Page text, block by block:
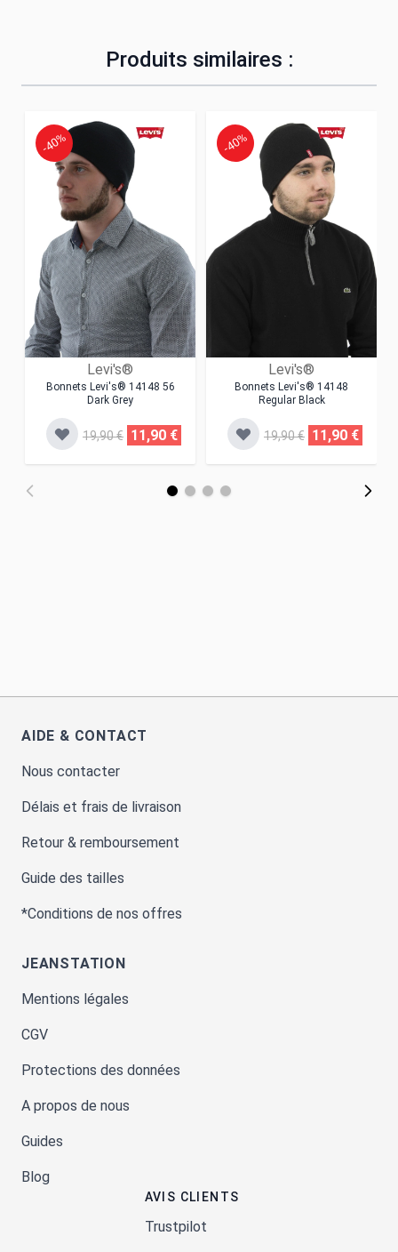
Produits similaires :
Levi's®
Bonnets Levi's® 14148 56
Dark Grey
-40%
19,90 € 11,90 €
Levi's®
Bonnets Levi's® 14148
Regular Black
-40%
19,90 € 11,90 €
AIDE & CONTACT
Nous contacter
Délais et frais de livraison
Retour & remboursement
Guide des tailles
*Conditions de nos offres
JEANSTATION
Mentions légales
CGV
Protections des données
A propos de nous
Guides
Blog
AVIS CLIENTS
Trustpilot